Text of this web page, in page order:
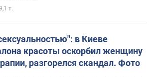
т.
в Киеве
красоты оскорбил женщину
разгорелся скандал. Фото